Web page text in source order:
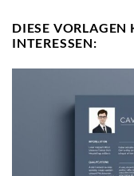
DIESE VORLAGEN
INTERESSEN: